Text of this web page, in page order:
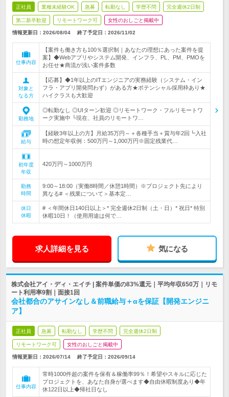
正社員 業種未経験OK 急募 転勤なし 学歴不問 完全週休2日制
第二新卒歓迎 リモートワーク可 女性のおしごと掲載中
情報更新日：2026/08/04 終了予定日： 2026/11/02
仕事内容
【案件も働き方も100％選択制｜あなたの理想にあった案件を提
案】◆Webアプリやシステム開発、インフラ、PL、PM、PMOを
お任せ★商流が浅い案件多数
対象と
なる方
【応募】◆1年以上のITエンジニアの実務経験（システム・イン
フラ・アプリ開発問わず）がある方★ポテンシャル採用枠あり★
ハイクラスも大歓迎
勤務地
◎転勤なし ◎UIターン歓迎 ◎リモートワーク・フルリモートワ
ーク実施中 └現在、社員のリモートワ…
給与
【経験3年以上の方】月給35万円～＋各種手当＋賞与年2回┗入社
時の想定年収例：500万円～1,000万円※固定残業代…
初年度
年収
420万円～1000万円
勤務
時間
9:00～18:00（実働8時間／休憩1時間）※プロジェクト先により
異なる# ＜残業について＞基本定…
休日
休暇
# ＜年間休日140日以上＞* 完全週休2日制（土・日）* 祝日* 特別
休暇10日！（使用用途は何で…
求人詳細を見る 気になる
株式会社アイ・ディ・エイチ | 案件単価の83%還元｜平均年収650万｜リモ
ート利用率9割｜面接1回
会社都合のアサインなし＆前職給与＋αを保証【開発エンジニ
ア】
正社員 急募 転勤なし 学歴不問 完全週休2日制
リモートワーク可 女性のおしごと掲載中
情報更新日：2026/07/14 終了予定日： 2026/09/14
仕事内容
常時1000件超の案件を保有＆稼働率99％！希望やスキルに応じた
プロジェクトを、あなた自身が選べます◆自由休暇制度あり◆年
休122日以上◆帰社日なし